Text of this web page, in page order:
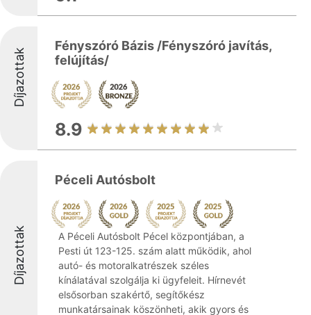
Díjazottak
Fényszóró Bázis /Fényszóró javítás,
felújítás/
8.9
Díjazottak
Péceli Autósbolt
A Péceli Autósbolt Pécel központjában, a
Pesti út 123-125. szám alatt működik, ahol
autó- és motoralkatrészek széles
kínálatával szolgálja ki ügyfeleit. Hírnevét
elsősorban szakértő, segítőkész
munkatársainak köszönheti, akik gyors és